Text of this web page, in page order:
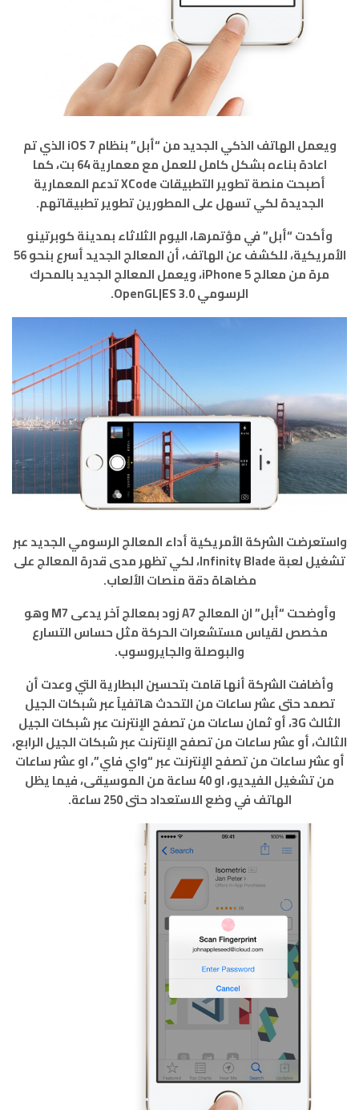
ويعمل الهاتف الذكي الجديد من “أبل” بنظام iOS 7 الذي تم
اعادة بناءه بشكل كامل للعمل مع معمارية 64 بت، كما
أصبحت منصة تطوير التطبيقات XCode تدعم المعمارية
الجديدة لكي تسهل على المطورين تطوير تطبيقاتهم.
وأكدت “أبل” في مؤتمرها، اليوم الثلاثاء بمدينة كوبرتينو
الأمريكية، للكشف عن الهاتف، أن المعالج الجديد أسرع بنحو 56
مرة من معالج iPhone 5، ويعمل المعالج الجديد بالمحرك
الرسومي OpenGL|ES 3.0.
واستعرضت الشركة الأمريكية أداء المعالج الرسومي الجديد عبر
تشغيل لعبة Infinity Blade، لكي تظهر مدى قدرة المعالج على
مضاهاة دقة منصات الألعاب.
وأوضحت “أبل” ان المعالج A7 زود بمعالج آخر يدعى M7 وهو
مخصص لقياس مستشعرات الحركة مثل حساس التسارع
والبوصلة والجايروسوب.
وأضافت الشركة أنها قامت بتحسين البطارية التي وعدت أن
تصمد حتى عشر ساعات من التحدث هاتفياً عبر شبكات الجيل
الثالث 3G، أو ثمان ساعات من تصفح الإنترنت عبر شبكات الجيل
الثالث، أو عشر ساعات من تصفح الإنترنت عبر شبكات الجيل الرابع،
أو عشر ساعات من تصفح الإنترنت عبر “واي فاي”، او عشر ساعات
من تشغيل الفيديو، او 40 ساعة من الموسيقى، فيما يظل
الهاتف في وضع الاستعداد حتى 250 ساعة.